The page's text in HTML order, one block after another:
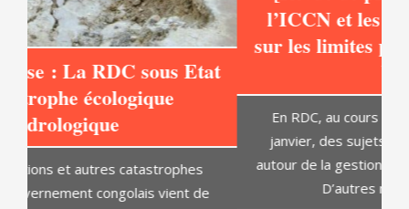
sur les limites provisoires du Parc des
Virunga
En RDC, au cours de cette semaine du 8 au 14
janvier, des sujets environnementaux tournent
autour de la gestion des limites du parc de Virunga.
D’autres médias sont revenus